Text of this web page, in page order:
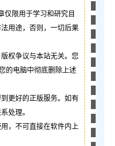
仅限用于学习和研究目
用途，否则，一切后果
权争议与本站无关。您
的电脑中彻底删除上述
更好的正版服务。如有
处理。
，不可直接在软件内上